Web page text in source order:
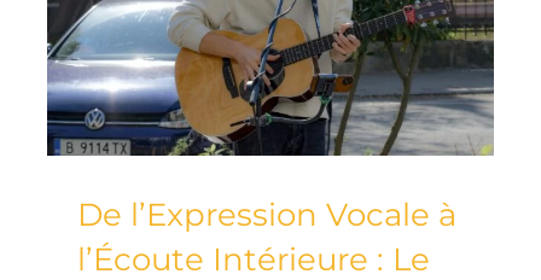
De l’Expression Vocale à
l’Écoute Intérieure : Le